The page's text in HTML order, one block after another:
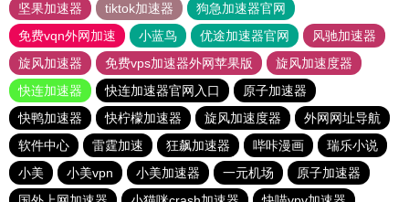
坚果加速器
tiktok加速器
狗急加速器官网
免费vqn外网加速
小蓝鸟 优途加速器官网
风驰加速器
旋风加速器
免费vps加速器外网苹果版
旋风加速度器
快连加速器
快连加速器官网入口
原子加速器
快鸭加速器
快柠檬加速器 旋风加速度器
外网网址导航
软件中心
雷霆加速 狂飙加速器 哔咔漫画
瑞乐小说
小美
小美vpn 小美加速器 一元机场
原子加速器